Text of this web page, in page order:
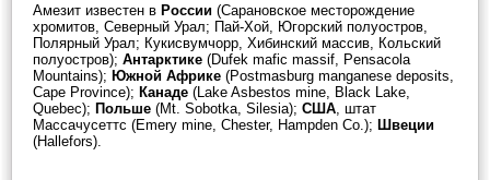
Амезит известен в России (Сарановское месторождение
хромитов, Северный Урал; Пай-Хой, Югорский полуостров,
Полярный Урал; Кукисвумчорр, Хибинский массив, Кольский
полуостров); Антарктике (Dufek mafic massif, Pensacola
Mountains); Южной Африке (Postmasburg manganese deposits,
Cape Province); Канаде (Lake Asbestos mine, Black Lake,
Quebec); Польше (Mt. Sobotka, Silesia); США , штат
Массачусеттс (Emery mine, Chester, Hampden Co.); Швеции
(Hallefors).